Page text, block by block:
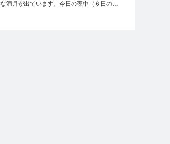
な満月が出ています。今日の夜中（６日の…